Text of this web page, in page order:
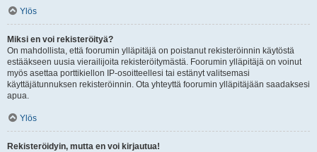
Ylös
Miksi en voi rekisteröityä?
On mahdollista, että foorumin ylläpitäjä on poistanut rekisteröinnin käytöstä
estääkseen uusia vierailijoita rekisteröitymästä. Foorumin ylläpitäjä on voinut
myös asettaa porttikiellon IP-osoitteellesi tai estänyt valitsemasi
käyttäjätunnuksen rekisteröinnin. Ota yhteyttä foorumin ylläpitäjään saadaksesi
apua.
Ylös
Rekisteröidyin, mutta en voi kirjautua!